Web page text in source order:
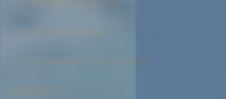
為求職轉職中的肢體們禱告。
為各小組聚會平安禱告。
為教會開始徵求駐堂牧者/傳道禱告。
司會的禱告詞：